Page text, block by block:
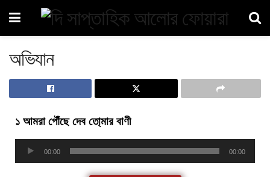
অভিযান
১ আমরা পৌঁছে দেব তো্মার বাণী
00:00 00:00